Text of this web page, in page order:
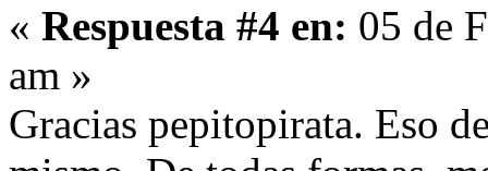
« Respuesta #4 en: 05 de
am »
Gracias pepitopirata. Eso